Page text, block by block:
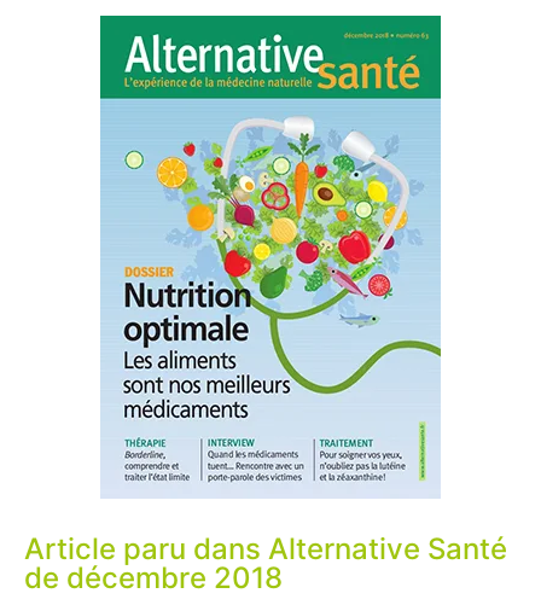
Article paru dans Alternative Santé
de décembre 2018